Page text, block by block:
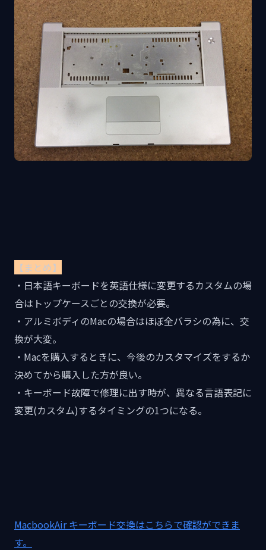
【まとめ】
・日本語キーボードを英語仕様に変更するカスタムの場
合はトップケースごとの交換が必要。
・アルミボディのMacの場合はほぼ全バラシの為に、交
換が大変。
・Macを購入するときに、今後のカスタマイズをするか
決めてから購入した方が良い。
・キーボード故障で修理に出す時が、異なる言語表記に
変更(カスタム)するタイミングの1つになる。
MacbookAir キーボード交換はこちらで確認ができま
す。